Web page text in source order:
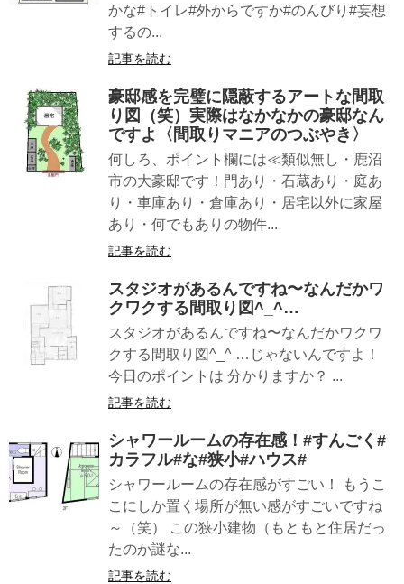
かな#トイレ#外からですか#のんびり#妄想
するの...
記事を読む
豪邸感を完璧に隠蔽するアートな間取
り図（笑）実際はなかなかの豪邸なん
ですよ〈間取りマニアのつぶやき〉
何しろ、ポイント欄には≪類似無し・鹿沼
市の大豪邸です！門あり・石蔵あり・庭あ
り・車庫あり・倉庫あり・居宅以外に家屋
あり・何でもありの物件...
記事を読む
スタジオがあるんですね〜なんだかワ
クワクする間取り図^_^…
スタジオがあるんですね〜なんだかワクワ
クする間取り図^_^ …じゃないんですよ！
今日のポイントは︎ 分かりますか？ ...
記事を読む
シャワールームの存在感！#すんごく#
カラフル#な#狭小#ハウス#
シャワールームの存在感がすごい！ もうこ
こにしか置く場所が無い感がすごいですね
～（笑） この狭小建物（もともと住居だっ
たのか謎な...
記事を読む